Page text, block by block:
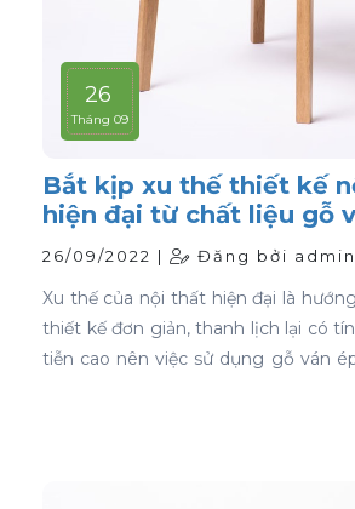
26
Tháng 09
Bắt kịp xu thế thiết kế
hiện đại từ chất liệu gỗ
cong
26/09/2022 | Đăng bởi admin
Xu thế của nội thất hiện đại là
thiết kế đơn giản, thanh lịch lại có
tiễn cao nên việc sử dụng gỗ ván